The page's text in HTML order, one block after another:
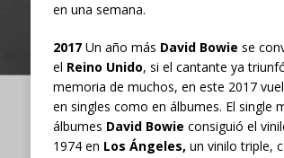
en una semana.
2017Un año más David Bowie se
el Reino Unido, si el cantante ya
memoria de muchos, en este 2017
en singles como en álbumes. El single
álbumes David Bowie consiguió el
1974 en Los Ángeles, un vinilo triple,